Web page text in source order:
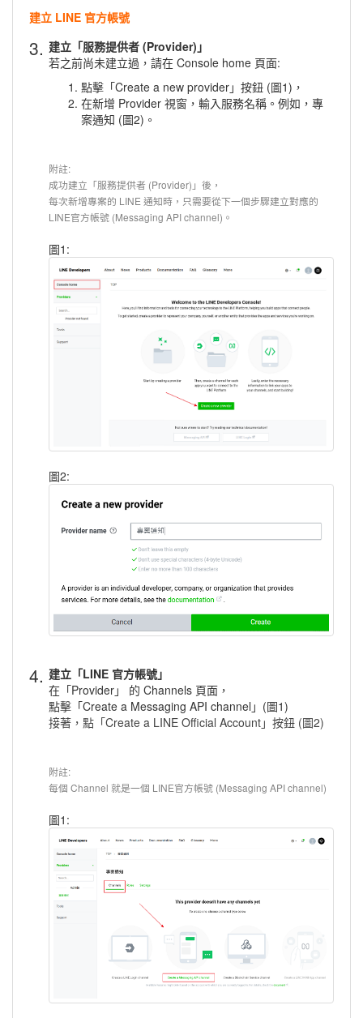
建立 LINE 官方帳號
3. 建立「服務提供者 (Provider)」
若之前尚未建立過，請在 Console home 頁面:
點擊「Create a new provider」按鈕 (圖1)，
在新增 Provider 視窗，輸入服務名稱。例如，專
案通知 (圖2)。
附註:
成功建立「服務提供者 (Provider)」後，
每次新增專案的 LINE 通知時，只需要從下一個步驟建立對應的
LINE官方帳號 (Messaging API channel)。
圖1:
圖2:
4. 建立「LINE 官方帳號」
在「Provider」 的 Channels 頁面，
點擊「Create a Messaging API channel」(圖1)
接著，點 「Create a LINE Official Account」按鈕 (圖2)
附註:
每個 Channel 就是一個 LINE官方帳號 (Messaging API channel)
圖1: